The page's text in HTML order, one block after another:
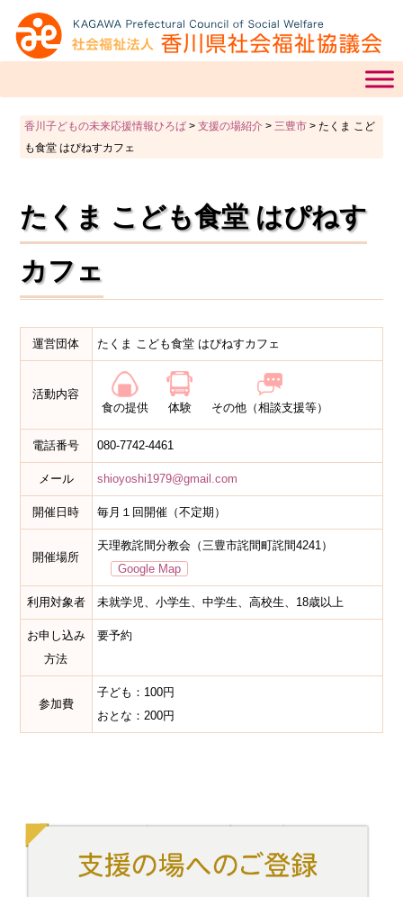
香川子どもの未来応援情報ひろば> 支援の場紹介> 三豊市> たくま こど
も食堂 はぴねすカフェ
たくま こども食堂 はぴねす
カフェ
運営団体 たくま こども食堂 はぴねすカフェ
活動内容
食の提供
体験 その他（相談支援等）
電話番号 080-7742-4461
メール shioyoshi1979@gmail.com
開催日時 毎月１回開催（不定期）
開催場所
天理教詫間分教会（三豊市詫間町詫間4241）
Google Map
利用対象者 未就学児、小学生、中学生、高校生、18歳以上
お申し込み
方法
要予約
参加費
子ども：100円
おとな：200円